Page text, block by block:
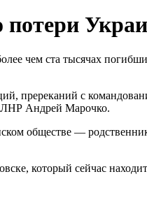
потери
чем ста тысячах
пререканий с
ЛНР Андрей Марочко.
обществе —
который сейчас